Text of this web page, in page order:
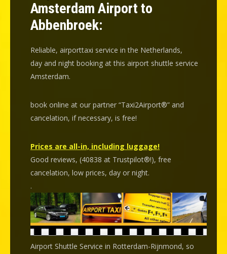
Amsterdam Airport to
Abbenbroek:
Reliable, airporttaxi service in the Netherlands,
day and night booking at this airport shuttle service
Amsterdam.
book online at our partner “Taxi2Airport®” and
cancelation, if necessary, is free!
Prices are all-in, including luggage!
Good reviews, (40838 at Trustpilot®!), free
cancelation, low prices, day or night.
.
Airport Shuttle Service in Rotterdam-Rijnmond, so